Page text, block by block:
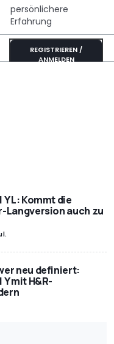
persönlichere
Erfahrung
REGISTRIEREN /
ANMELDEN
L: Kommt die
Langversion auch zu
neu definiert:
mit H&R-